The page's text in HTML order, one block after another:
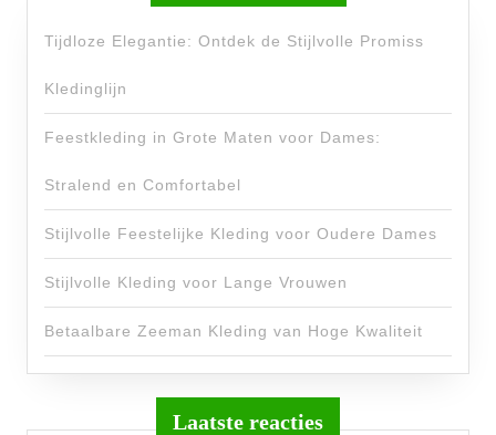
Tijdloze Elegantie: Ontdek de Stijlvolle Promiss
Kledinglijn
Feestkleding in Grote Maten voor Dames:
Stralend en Comfortabel
Stijlvolle Feestelijke Kleding voor Oudere Dames
Stijlvolle Kleding voor Lange Vrouwen
Betaalbare Zeeman Kleding van Hoge Kwaliteit
Laatste reacties